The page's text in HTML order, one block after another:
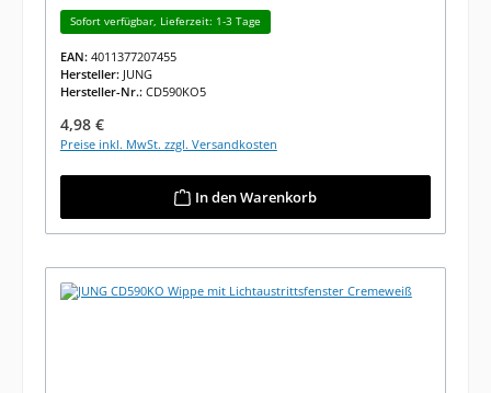
Sofort verfügbar, Lieferzeit: 1-3 Tage
EAN: 4011377207455
Hersteller: JUNG
Hersteller-Nr.: CD590KO5
Regulärer Preis:
4,98 €
Preise inkl. MwSt. zzgl. Versandkosten
In den Warenkorb